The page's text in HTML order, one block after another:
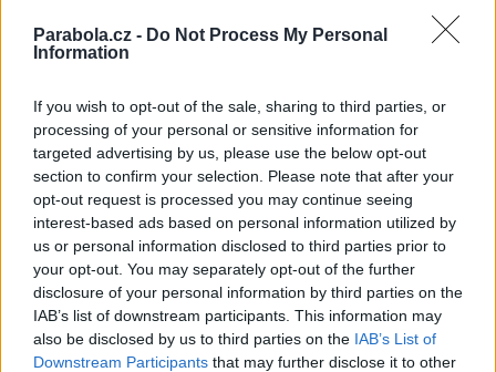
Parabola.cz - Do Not Process My Personal
Information
If you wish to opt-out of the sale, sharing to third parties, or
processing of your personal or sensitive information for
targeted advertising by us, please use the below opt-out
section to confirm your selection. Please note that after your
opt-out request is processed you may continue seeing
interest-based ads based on personal information utilized by
us or personal information disclosed to third parties prior to
your opt-out. You may separately opt-out of the further
disclosure of your personal information by third parties on the
IAB’s list of downstream participants. This information may
also be disclosed by us to third parties on the IAB’s List of
Downstream Participants that may further disclose it to other
Reklama
07.08.2026 - Bosch Powertrain s.r.o. Jihlava • linkový střídač • mzda
48.400 Kč • příspěvek na ubytování (Jihlava, okres Jihlava)
07.08.2026 -Bosch Powertrain s.r.o. Jihlava • obsluha CNC strojů •
48.400 Kč • náborový bonus 50.000 Kč • příspěvek na ubytování
okres Jihlava)
06.08.2026 -
Bosch Powertrain s.r.o. Jihlava • CNC operátor• mzda
Kč • náborový bonus 50.000 Kč • příspěvek na ubytování (Jihlava,
Jihlava)
06.08.2026 -Bosch Powertrain s.r.o. • montážní dělník • mzda 44.700
týdenní zálohy na mzdu 2.000 Kč (Jihlava, okres Jihlava)
06.08.2026 -
Bosch Powertrain s.r.o. Jihlava • práce ve skladu • mzda
48.400 Kč • náborový bonus 50.000 Kč • ubytování (Jihlava, okres
... další nabídky zaměstnání